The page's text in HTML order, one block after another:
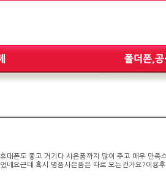
대폰도 좋고 거기다 사은품까지 많이 주고 매우 만족
네요근데 혹시 명품사은품은 따로 오는건가요?이용